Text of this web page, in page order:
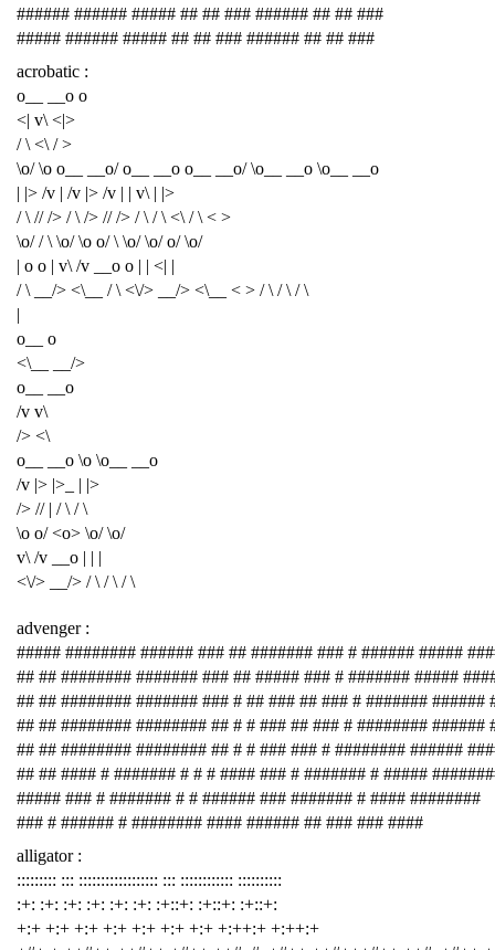
###### ###### ##### ## ## ### ###### ## ## ###
##### ###### ##### ## ## ### ###### ## ## ###
acrobatic :
o__ __o o
<| v\ <|>
/ \ <\ / >
\o/ \o o__ __o/ o__ __o o__ __o/ \o__ __o \o__ __o
| |> /v | /v |> /v | | v\ | |>
/ \ // /> / \ /> // /> / \ / \ <\ / \ < >
\o/ / \ \o/ \o o/ \ \o/ \o/ o/ \o/
| o o | v\ /v __o o | | <| |
/ \ __/> <\__ / \ <\/> __/> <\__ < > / \ / \ / \
|
o__ o
<\__ __/>
o__ __o
/v v\
/> <\
o__ __o \o \o__ __o
/v |> |>_ | |>
/> // | / \ / \
\o o/ <o> \o/ \o/
v\ /v __o | | |
<\/> __/> / \ / \ / \
advenger :
##### ######## ###### ### ## ####### ### # ###### #####
## ## ######## ####### ### ## ##### ### # ####### #####
## ## ######## ####### ### # ## ### ## ### # ####### ######
## ## ######## ######## ## # # ### ## ### # ######## ######
## ## ######## ######## ## # # ### ### # ######## ######
## ## #### # ####### # # # #### ### # ####### # #####
##### ### # ####### # # ###### ### ####### # #### ########
### # ###### # ######## #### ###### ## ### ### ####
alligator :
::::::::: ::: :::::::::::::::::: ::: :::::::::::: ::::::::::
:+: :+: :+: :+: :+: :+: :+::+: :+::+: :+::+:
+:+ +:+ +:+ +:+ +:+ +:+ +:+ +:++:+ +:++:+